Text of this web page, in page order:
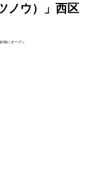
ノウ）」西区